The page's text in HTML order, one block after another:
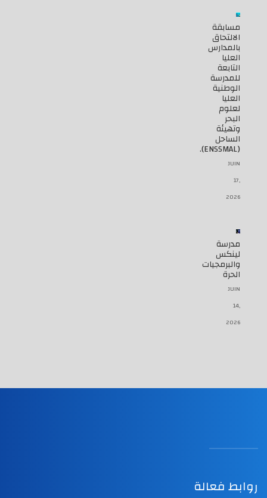
مسابقة
الالتحاق
بالمدارس
العليا
التابعة
للمدرسة
الوطنية
العليا
لعلوم
البحر
وتهيئة
الساحل
(ENSSMAL).
JUIN
17,
2026
مدرسة
لينكس
والبرمجيات
الحرة
JUIN
14,
2026
روابط فعالة